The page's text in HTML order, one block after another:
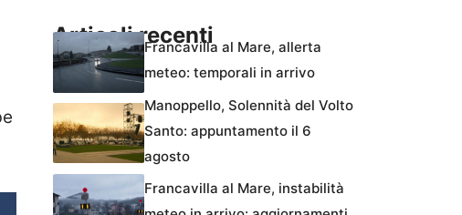
Articoli recentiFrancavilla al Mare, allerta
meteo: temporali in arrivo
Manoppello, Solennità del Volto
Santo: appuntamento il 6
agosto
Francavilla al Mare, instabilità